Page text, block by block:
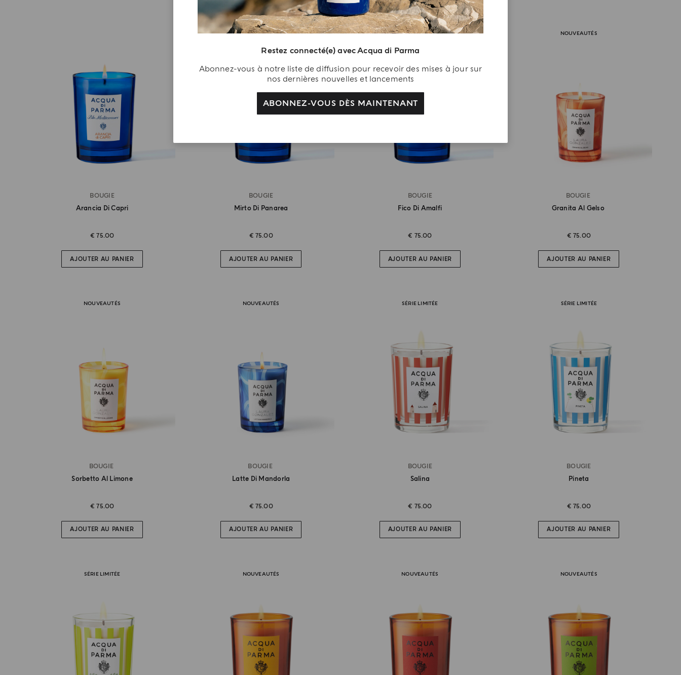
Restez connecté(e) avec Acqua di Parma
Abonnez-vous à notre liste de diffusion pour recevoir des mises à jour sur
nos dernières nouvelles et lancements
ABONNEZ-VOUS DÈS MAINTENANT
BOUGIE
Arancia Di Capri
€ 75.00
AJOUTER AU PANIER
BOUGIE
Mirto Di Panarea
€ 75.00
AJOUTER AU PANIER
BOUGIE
Fico Di Amalfi
€ 75.00
AJOUTER AU PANIER
NOUVEAUTÉS
BOUGIE
Granita Al Gelso
€ 75.00
AJOUTER AU PANIER
NOUVEAUTÉS
BOUGIE
Sorbetto Al Limone
€ 75.00
AJOUTER AU PANIER
NOUVEAUTÉS
BOUGIE
Latte Di Mandorla
€ 75.00
AJOUTER AU PANIER
SÉRIE LIMITÉE
BOUGIE
Salina
€ 75.00
AJOUTER AU PANIER
SÉRIE LIMITÉE
BOUGIE
Pineta
€ 75.00
AJOUTER AU PANIER
SÉRIE LIMITÉE NOUVEAUTÉS NOUVEAUTÉS NOUVEAUTÉS